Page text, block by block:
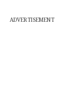
ADVERTISEMENT